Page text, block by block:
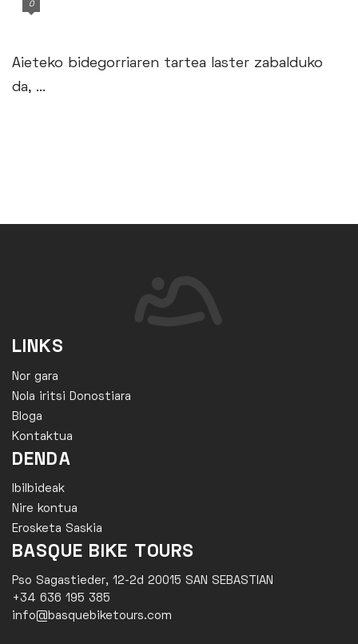
0
Aieteko bidegorriaren tartea laster zabalduko
da, ...
LINKS
Nor gara
Nola iritsi Donostiara
Bloga
Kontaktua
DENDA
Ibilbideak
Nire kontua
Erosketa Saskia
BASQUE BIKE TOURS
Pso Sagastieder, 12-2d 20015 SAN SEBASTIAN
+34 636 195 385
info@basquebiketours.com